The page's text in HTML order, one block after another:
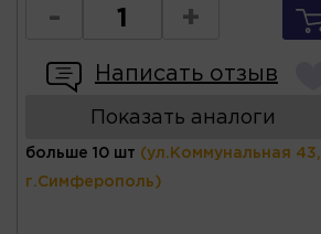
- +
Написать отзыв
Показать аналоги
больше 10 шт (ул.Коммунальная 43,
г.Симферополь)